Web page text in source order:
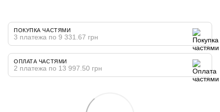
ПОКУПКА ЧАСТЯМИ
3 платежа по 9 331.67 грн
ОПЛАТА ЧАСТЯМИ
2 платежа по 13 997.50 грн